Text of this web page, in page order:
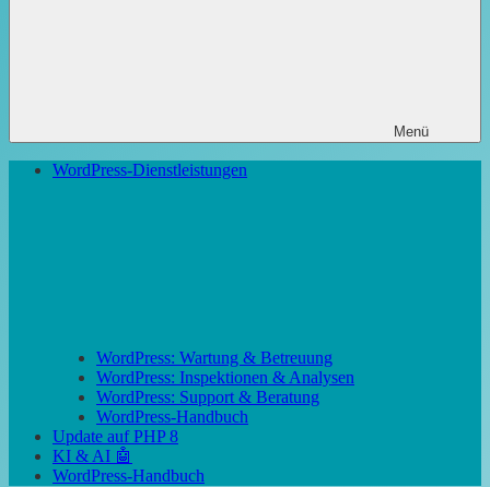
Menü
WordPress-Dienstleistungen
WordPress: Wartung & Betreuung
WordPress: Inspektionen & Analysen
WordPress: Support & Beratung
WordPress-Handbuch
Update auf PHP 8
KI & AI 🤖
WordPress-Handbuch